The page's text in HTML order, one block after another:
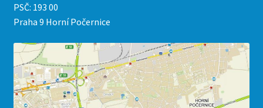
PSČ: 193 00
Praha 9 Horní Počernice